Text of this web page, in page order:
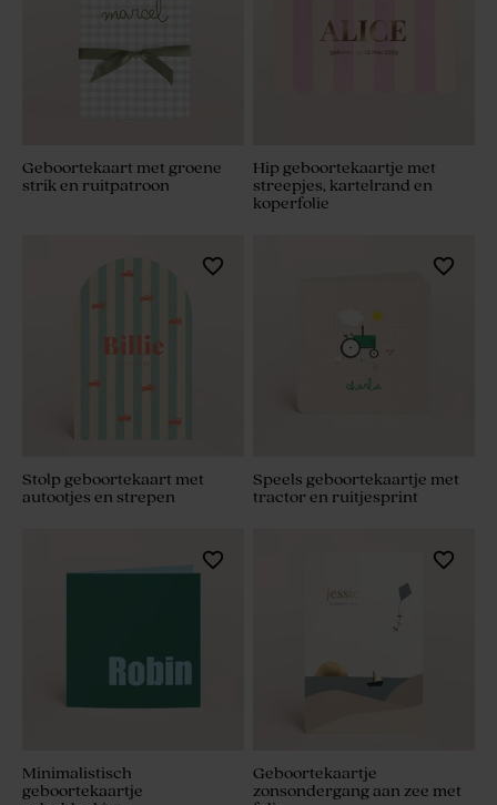
Geboortekaart met groene
strik en ruitpatroon
Hip geboortekaartje met
streepjes, kartelrand en
koperfolie
Stolp geboortekaart met
autootjes en strepen
Speels geboortekaartje met
tractor en ruitjesprint
Minimalistisch
geboortekaartje
Geboortekaartje
zonsondergang aan zee met